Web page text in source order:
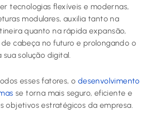
tecnologias flexíveis e modernas,
modulares, auxilia tanto na
quanto na rápida expansão,
cabeça no futuro e prolongando o
solução digital.
esses fatores, o desenvolvimento
se torna mais seguro, eficiente e
objetivos estratégicos da empresa.